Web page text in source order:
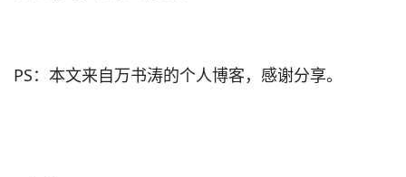
PS：本文来自万书涛的个人博客，感谢分享。